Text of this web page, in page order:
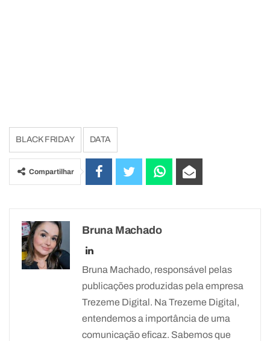
BLACK FRIDAY DATA
Compartilhar
Bruna Machado
Bruna Machado, responsável pelas
publicações produzidas pela empresa
Trezeme Digital. Na Trezeme Digital,
entendemos a importância de uma
comunicação eficaz. Sabemos que